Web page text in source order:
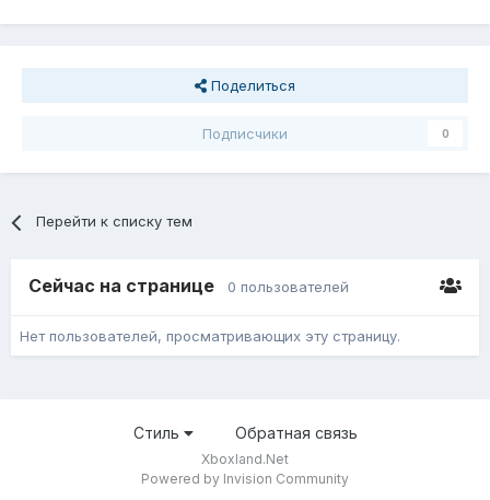
Поделиться
Подписчики 0
Перейти к списку тем
Сейчас на странице 0 пользователей
Нет пользователей, просматривающих эту страницу.
Стиль Обратная связь
Xboxland.Net
Powered by Invision Community